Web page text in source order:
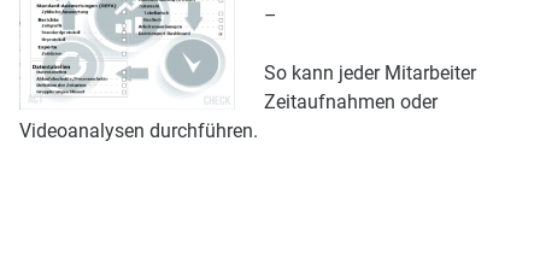
–
So kann jeder Mitarbeiter
Zeitaufnahmen oder
Videoanalysen durchführen.